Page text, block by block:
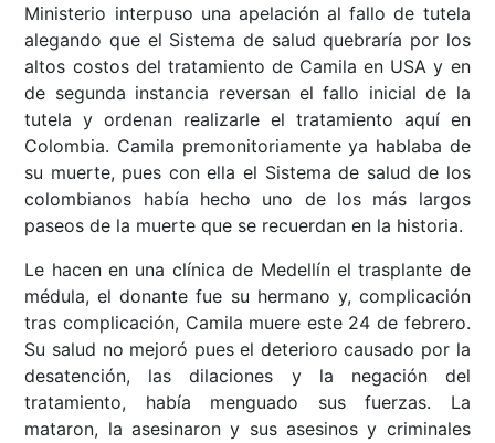
Ministerio interpuso una apelación al fallo de tutela
alegando que el Sistema de salud quebraría por los
altos costos del tratamiento de Camila en USA y en
de segunda instancia reversan el fallo inicial de la
tutela y ordenan realizarle el tratamiento aquí en
Colombia. Camila premonitoriamente ya hablaba de
su muerte, pues con ella el Sistema de salud de los
colombianos había hecho uno de los más largos
paseos de la muerte que se recuerdan en la historia.
Le hacen en una clínica de Medellín el trasplante de
médula, el donante fue su hermano y, complicación
tras complicación, Camila muere este 24 de febrero.
Su salud no mejoró pues el deterioro causado por la
desatención, las dilaciones y la negación del
tratamiento, había menguado sus fuerzas. La
mataron, la asesinaron y sus asesinos y criminales